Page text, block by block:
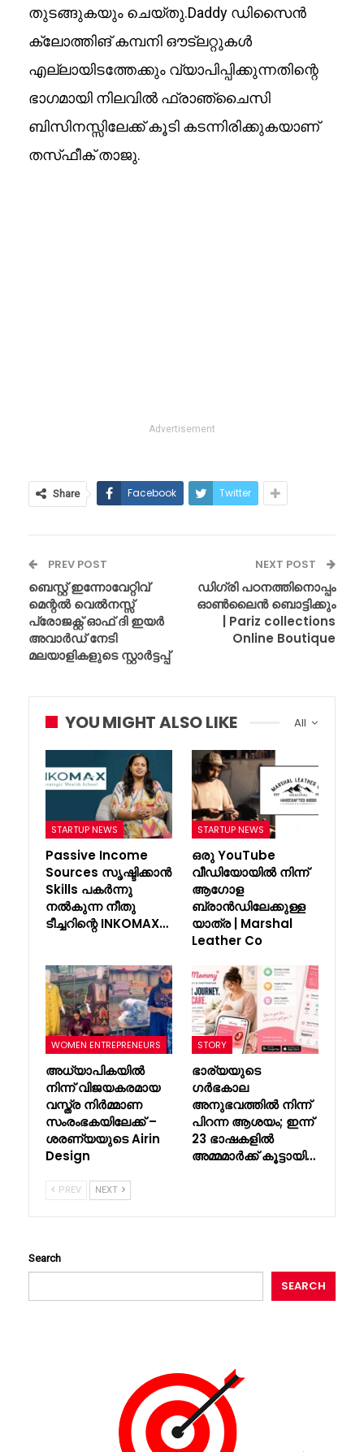
തുടങ്ങുകയും ചെയ്തു.Daddy ഡിസൈൻ
ക്ലോത്തിങ് കമ്പനി ഔട്ലറ്റുകൾ
എല്ലായിടത്തേക്കും വ്യാപിപ്പിക്കുന്നതിന്റെ
ഭാഗമായി നിലവിൽ ഫ്രാഞ്ചൈസി
ബിസിനസ്സിലേക്ക് കൂടി കടന്നിരിക്കുകയാണ്
തസ്‌ഫീക് താജു.
Advertisement
Share Facebook Twitter
PREV POST
ബെസ്റ്റ് ഇന്നോവേറ്റിവ്
മെന്റൽ വെൽനസ്സ്
പ്രോജക്റ്റ് ഓഫ് ദി ഇയർ
അവാർഡ് നേടി
മലയാളികളുടെ സ്റ്റാർട്ടപ്പ്
NEXT POST
ഡിഗ്രി പഠനത്തിനൊപ്പം
ഓൺലൈൻ ബൊട്ടിക്കും
| Pariz collections
Online Boutique
All
YOU MIGHT ALSO LIKE
STARTUP NEWS
Passive Income
Sources സൃഷ്ടിക്കാൻ
Skills പകർന്നു
നൽകുന്ന നീതു
ടീച്ചറിന്റെ INKOMAX…
STARTUP NEWS
ഒരു YouTube
വീഡിയോയിൽ നിന്ന്
ആഗോള
ബ്രാൻഡിലേക്കുള്ള
യാത്ര | Marshal
Leather Co
WOMEN ENTREPRENEURS
അധ്യാപികയിൽ
നിന്ന് വിജയകരമായ
വസ്ത്ര നിർമ്മാണ
സംരംഭകയിലേക്ക് –
ശരണ്യയുടെ Airin
Design
STORY
ഭാര്യയുടെ
ഗർഭകാല
അനുഭവത്തിൽ നിന്ന്
പിറന്ന ആശയം; ഇന്ന്
23 ഭാഷകളിൽ
അമ്മമാർക്ക് കൂട്ടായി…
PREV NEXT
Search
SEARCH